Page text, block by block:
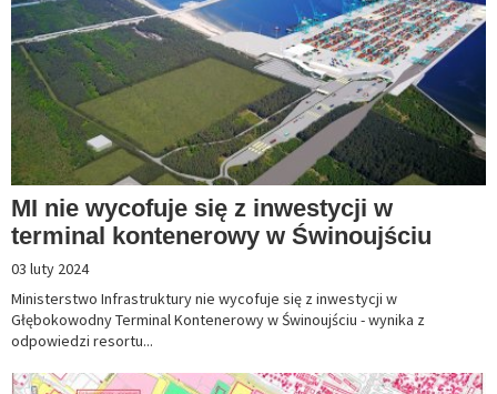
MI nie wycofuje się z inwestycji w
terminal kontenerowy w Świnoujściu
03 luty 2024
Ministerstwo Infrastruktury nie wycofuje się z inwestycji w
Głębokowodny Terminal Kontenerowy w Świnoujściu - wynika z
odpowiedzi resortu...